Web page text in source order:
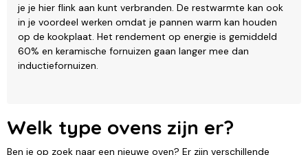
je je hier flink aan kunt verbranden. De restwarmte kan ook
in je voordeel werken omdat je pannen warm kan houden
op de kookplaat. Het rendement op energie is gemiddeld
60% en keramische fornuizen gaan langer mee dan
inductiefornuizen.
Welk type ovens zijn er?
Ben je op zoek naar een nieuwe oven? Er zijn verschillende